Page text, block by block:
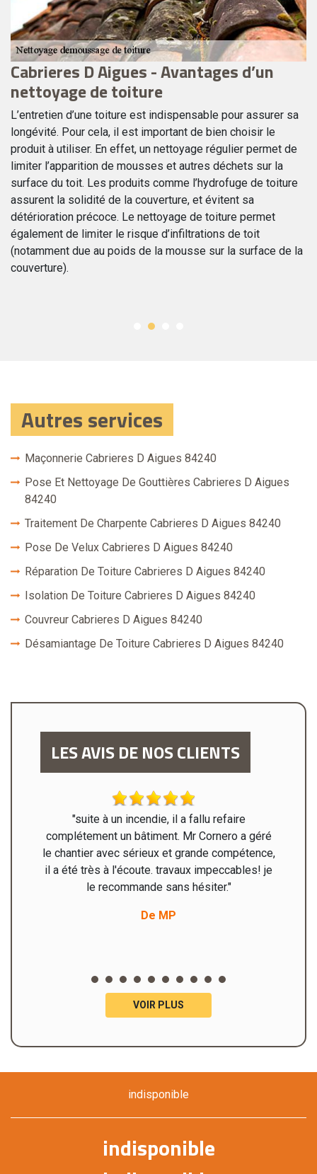
Cabrieres D Aigues - Avantages d’un
nettoyage de toiture
L’entretien d’une toiture est indispensable pour assurer sa
longévité. Pour cela, il est important de bien choisir le
produit à utiliser. En effet, un nettoyage régulier permet de
limiter l’apparition de mousses et autres déchets sur la
surface du toit. Les produits comme l’hydrofuge de toiture
assurent la solidité de la couverture, et évitent sa
détérioration précoce. Le nettoyage de toiture permet
également de limiter le risque d’infiltrations de toit
(notamment due au poids de la mousse sur la surface de la
couverture).
Autres services
Maçonnerie Cabrieres D Aigues 84240
Pose Et Nettoyage De Gouttières Cabrieres D Aigues
84240
Traitement De Charpente Cabrieres D Aigues 84240
Pose De Velux Cabrieres D Aigues 84240
Réparation De Toiture Cabrieres D Aigues 84240
Isolation De Toiture Cabrieres D Aigues 84240
Couvreur Cabrieres D Aigues 84240
Désamiantage De Toiture Cabrieres D Aigues 84240
LES AVIS DE NOS CLIENTS
"suite à un incendie, il a fallu refaire
complétement un bâtiment. Mr Cornero a géré
le chantier avec sérieux et grande compétence,
il a été très à l'écoute. travaux impeccables! je
le recommande sans hésiter."
De MP
VOIR PLUS
indisponible
indisponible